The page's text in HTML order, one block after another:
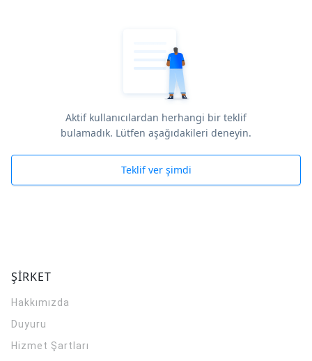
Aktif kullanıcılardan herhangi bir teklif
bulamadık. Lütfen aşağıdakileri deneyin.
Teklif ver şimdi
ŞİRKET
Hakkımızda
Duyuru
Hizmet Şartları